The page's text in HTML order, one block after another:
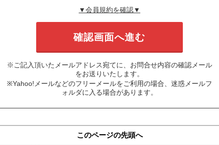
▼会員規約を確認▼
※ご記入頂いたメールアドレス宛てに、お問合せ内容の確認メール
をお送りいたします。
※Yahoo!メールなどのフリーメールをご利用の場合、迷惑メールフ
ォルダに入る場合があります。
このページの先頭へ